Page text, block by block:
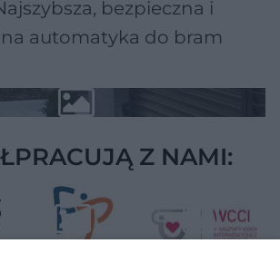
bezpieczna i
automatyka do bram
Z NAMI: